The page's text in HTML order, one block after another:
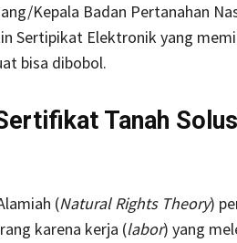
Kepala Badan Pertanahan
Sertipikat Elektronik yang
bisa dibobol.
Tanah
(Natural Rights Theory)
karena kerja (labor) yang